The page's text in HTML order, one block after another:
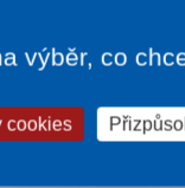
výběr, co
cookies